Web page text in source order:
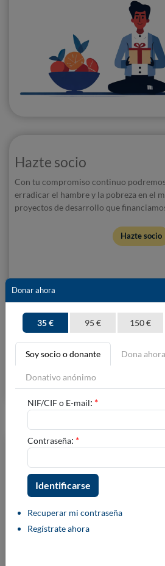
Hazte socio
Con tu compromiso continuo
erradicar el hambre y la pobreza en el
proyectos de desarrollo que
Hazte socio
Hazte voluntario
Si crees que "una gota no hace océano,
desarrollo de los pueblos...
Hazte
Donar ahora
35 € 95 € 150 €
Soy socio o donante Dona ahora
Donativo anónimo
NIF/CIF o E-mail: *
Contraseña: *
Recuperar mi contraseña
Regístrate ahora